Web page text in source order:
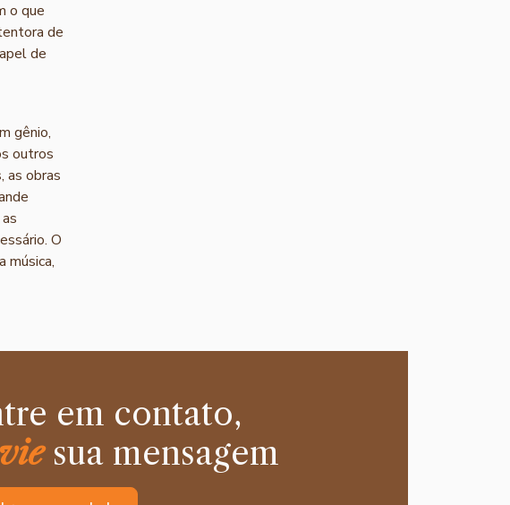
o que
de
de
gênio,
outros
as obras
O
música,
em contato,
sua mensagem